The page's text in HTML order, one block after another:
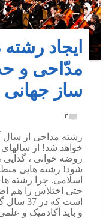
ایجاد
مدّاحی و
ساز
۳
رشته مداحی از سال
خواهد شد! از
روضه خوانی ، گدایی
شود! رشته هایی
اسلامی. چرا رشته
حتی اختلاس را هم
است که
و باید آکادمیک و